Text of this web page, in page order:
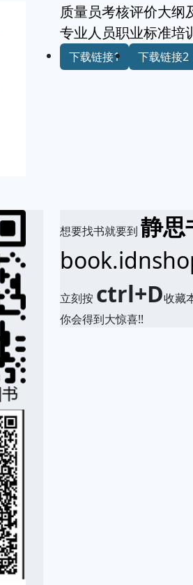
质量员考核评价大纲
专业人员职业标准培
下载链接1 下载链接2
想要找书就要到静思
立刻按 ctrl+D收藏
你会得到大惊喜!!